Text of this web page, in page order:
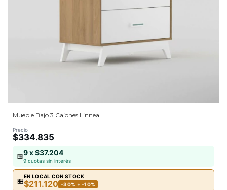
Mueble Bajo 3 Cajones Linnea
Precio
$334.835
📅9 x $37.204
9 cuotas sin interés
🏪
EN LOCAL CON STOCK
$211.120 -30% + -10%